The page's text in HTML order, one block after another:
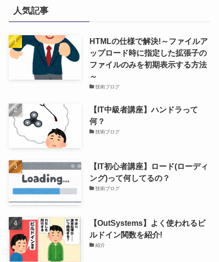
人気記事
HTMLの仕様で解決!～ファイルア
ップロード時に指定した拡張子の
ファイルのみを初期表示する方法
～
技術ブログ
【IT中級者講座】ハンドラって
何？
技術ブログ
【IT初心者講座】ロード(ローディ
ング)って何してるの？
技術ブログ
【OutSystems】よく使われるビ
ルドイン関数を紹介!
紹介